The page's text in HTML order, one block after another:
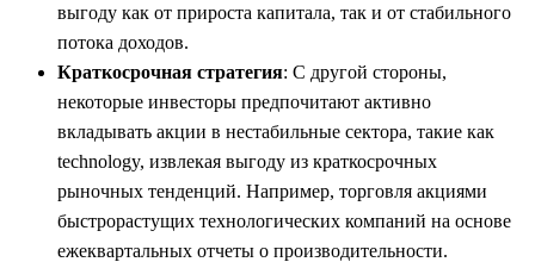
выгоду как от прироста капитала, так и от стабильного
потока доходов.
Краткосрочная стратегия: С другой стороны,
некоторые инвесторы предпочитают активно
вкладывать акции в нестабильные сектора, такие как
technology, извлекая выгоду из краткосрочных
рыночных тенденций. Например, торговля акциями
быстрорастущих технологических компаний на основе
ежеквартальных отчеты о производительности.